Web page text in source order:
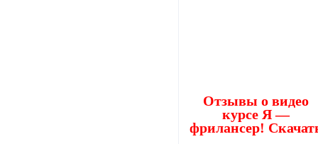
Отзывы о видео
курсе Я —
фрилансер!